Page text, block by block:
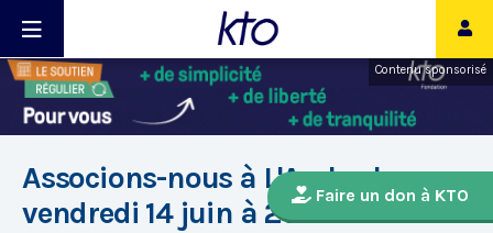
Contenu sponsorisé
Faire un don à KTO
Associons-nous à L'Arche, le
vendredi 14 juin à 20h35